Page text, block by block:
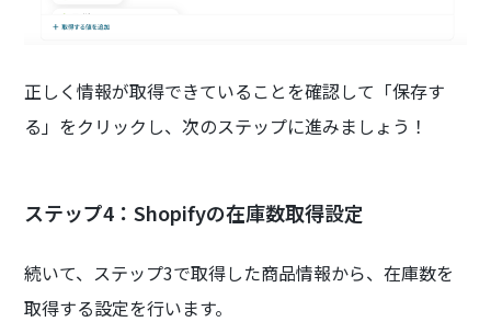
正しく情報が取得できていることを確認して「保存す
る」をクリックし、次のステップに進みましょう！
ステップ4：Shopifyの在庫数取得設定
続いて、ステップ3で取得した商品情報から、在庫数を
取得する設定を行います。